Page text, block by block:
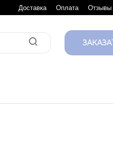
Доставка Оплата Отзывы